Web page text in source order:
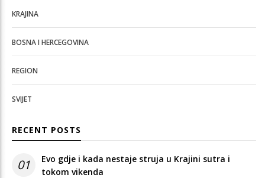
KRAJINA
BOSNA I HERCEGOVINA
REGION
SVIJET
RECENT POSTS
01
Evo gdje i kada nestaje struja u Krajini sutra i
tokom vikenda